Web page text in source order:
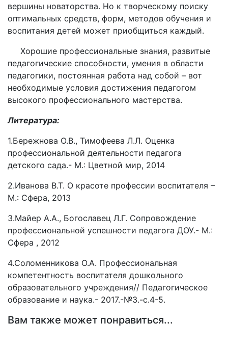
вершины новаторства. Но к творческому поиску
оптимальных средств, форм, методов обучения и
воспитания детей может приобщиться каждый.
Хорошие профессиональные знания, развитые
педагогические способности, умения в области
педагогики, постоянная работа над собой – вот
необходимые условия достижения педагогом
высокого профессионального мастерства.
Литература:
1.Бережнова О.В., Тимофеева Л.Л. Оценка
профессиональной деятельности педагога
детского сада.- М.: Цветной мир, 2014
2.Иванова В.Т. О красоте профессии воспитателя –
М.: Сфера, 2013
3.Майер А.А., Богославец Л.Г. Сопровождение
профессиональной успешности педагога ДОУ.- М.:
Сфера , 2012
4.Соломенникова О.А. Профессиональная
компетентность воспитателя дошкольного
образовательного учреждения// Педагогическое
образование и наука.- 2017.-№3.-с.4-5.
Вам также может понравиться...